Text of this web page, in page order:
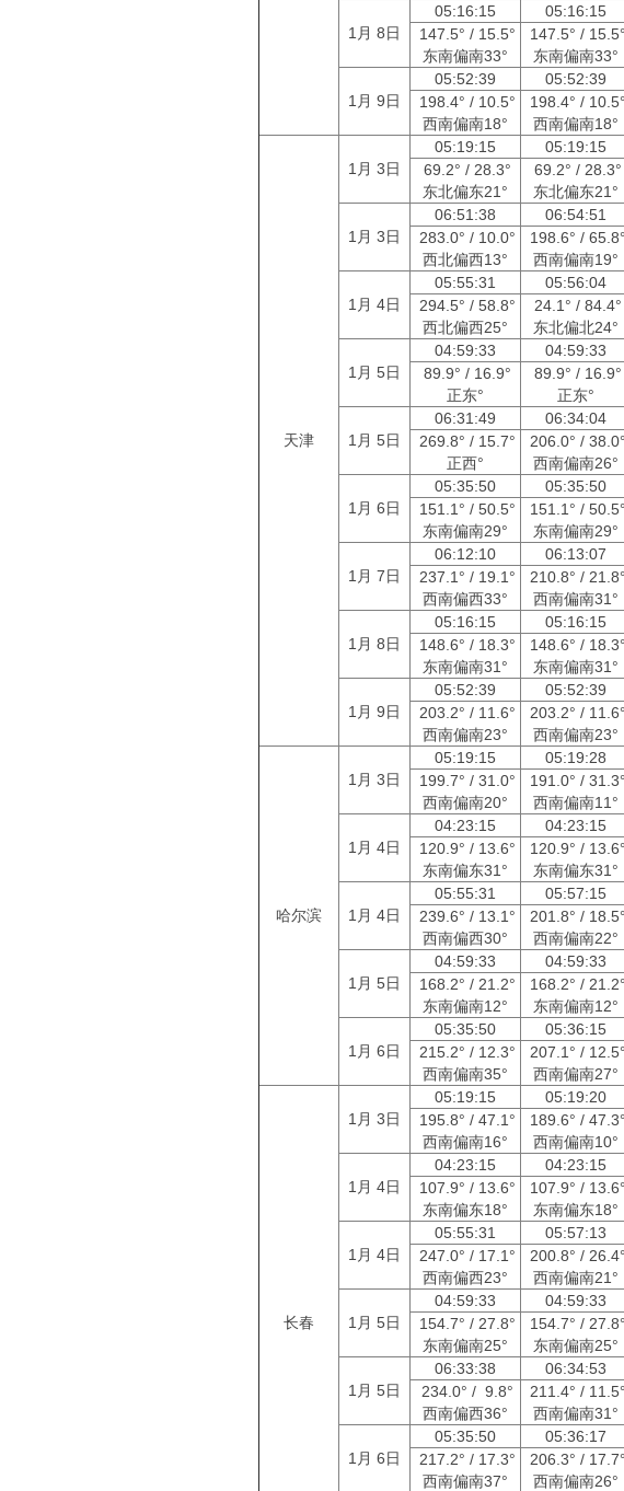
1月 8日
05:16:15 05:16:15
147.5° / 15.5°
东南偏南33°
147.5° / 15.5°
东南偏南33°
1月 9日
05:52:39 05:52:39
198.4° / 10.5°
西南偏南18°
198.4° / 10.5°
西南偏南18°
天津
1月 3日
05:19:15 05:19:15
69.2° / 28.3°
东北偏东21°
69.2° / 28.3°
东北偏东21°
1月 3日
06:51:38 06:54:51
283.0° / 10.0°
西北偏西13°
198.6° / 65.8°
西南偏南19°
1月 4日
05:55:31 05:56:04
294.5° / 58.8°
西北偏西25°
24.1° / 84.4°
东北偏北24°
1月 5日
04:59:33 04:59:33
89.9° / 16.9°
正东°
89.9° / 16.9°
正东°
1月 5日
06:31:49 06:34:04
269.8° / 15.7°
正西°
206.0° / 38.0°
西南偏南26°
1月 6日
05:35:50 05:35:50
151.1° / 50.5°
东南偏南29°
151.1° / 50.5°
东南偏南29°
1月 7日
06:12:10 06:13:07
237.1° / 19.1°
西南偏西33°
210.8° / 21.8°
西南偏南31°
1月 8日
05:16:15 05:16:15
148.6° / 18.3°
东南偏南31°
148.6° / 18.3°
东南偏南31°
1月 9日
05:52:39 05:52:39
203.2° / 11.6°
西南偏南23°
203.2° / 11.6°
西南偏南23°
哈尔滨
1月 3日
05:19:15 05:19:28
199.7° / 31.0°
西南偏南20°
191.0° / 31.3°
西南偏南11°
1月 4日
04:23:15 04:23:15
120.9° / 13.6°
东南偏东31°
120.9° / 13.6°
东南偏东31°
1月 4日
05:55:31 05:57:15
239.6° / 13.1°
西南偏西30°
201.8° / 18.5°
西南偏南22°
1月 5日
04:59:33 04:59:33
168.2° / 21.2°
东南偏南12°
168.2° / 21.2°
东南偏南12°
1月 6日
05:35:50 05:36:15
215.2° / 12.3°
西南偏南35°
207.1° / 12.5°
西南偏南27°
长春
1月 3日
05:19:15 05:19:20
195.8° / 47.1°
西南偏南16°
189.6° / 47.3°
西南偏南10°
1月 4日
04:23:15 04:23:15
107.9° / 13.6°
东南偏东18°
107.9° / 13.6°
东南偏东18°
1月 4日
05:55:31 05:57:13
247.0° / 17.1°
西南偏西23°
200.8° / 26.4°
西南偏南21°
1月 5日
04:59:33 04:59:33
154.7° / 27.8°
东南偏南25°
154.7° / 27.8°
东南偏南25°
1月 5日
06:33:38 06:34:53
234.0° / 9.8°
西南偏西36°
211.4° / 11.5°
西南偏南31°
1月 6日
05:35:50 05:36:17
217.2° / 17.3°
西南偏南37°
206.3° / 17.7°
西南偏南26°